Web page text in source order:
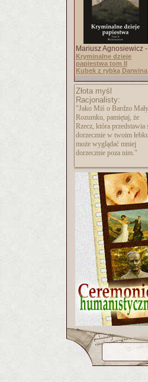
Mariusz Agnosiewicz -
Kryminalne dzieje
papiestwa tom II
Kubek z rybką Darwina
Złota myśl
Racjonalisty:
"Jako Miś o Bardzo
Rozumku, pamiętaj, że
Rzecz, która przedstawia
dorzecznie w twoim
może wyglądać mniej
dorzecznie poza nim."